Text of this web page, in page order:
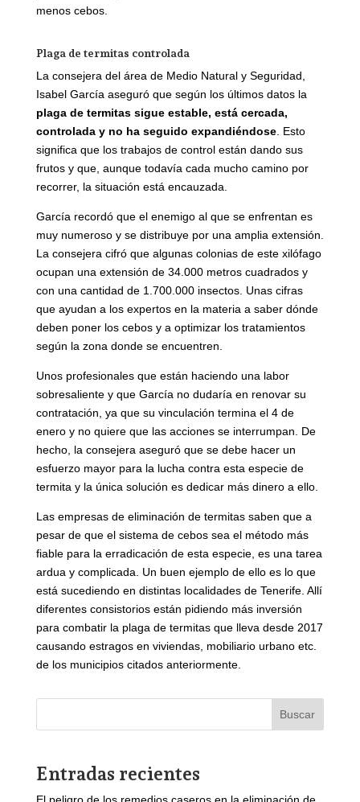
menos cebos.
Plaga de termitas controlada
La consejera del área de Medio Natural y Seguridad,
Isabel García aseguró que según los últimos datos la
plaga de termitas sigue estable, está cercada,
controlada y no ha seguido expandiéndose. Esto
significa que los trabajos de control están dando sus
frutos y que, aunque todavía cada mucho camino por
recorrer, la situación está encauzada.
García recordó que el enemigo al que se enfrentan es
muy numeroso y se distribuye por una amplia extensión.
La consejera cifró que algunas colonias de este xilófago
ocupan una extensión de 34.000 metros cuadrados y
con una cantidad de 1.700.000 insectos. Unas cifras
que ayudan a los expertos en la materia a saber dónde
deben poner los cebos y a optimizar los tratamientos
según la zona donde se encuentren.
Unos profesionales que están haciendo una labor
sobresaliente y que García no dudaría en renovar su
contratación, ya que su vinculación termina el 4 de
enero y no quiere que las acciones se interrumpan. De
hecho, la consejera aseguró que se debe hacer un
esfuerzo mayor para la lucha contra esta especie de
termita y la única solución es dedicar más dinero a ello.
Las empresas de eliminación de termitas saben que a
pesar de que el sistema de cebos sea el método más
fiable para la erradicación de esta especie, es una tarea
ardua y complicada. Un buen ejemplo de ello es lo que
está sucediendo en distintas localidades de Tenerife. Allí
diferentes consistorios están pidiendo más inversión
para combatir la plaga de termitas que lleva desde 2017
causando estragos en viviendas, mobiliario urbano etc.
de los municipios citados anteriormente.
Buscar
Entradas recientes
El peligro de los remedios caseros en la eliminación de